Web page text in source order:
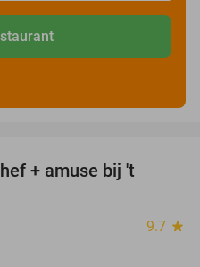
+ amuse bij 't
9.7 star